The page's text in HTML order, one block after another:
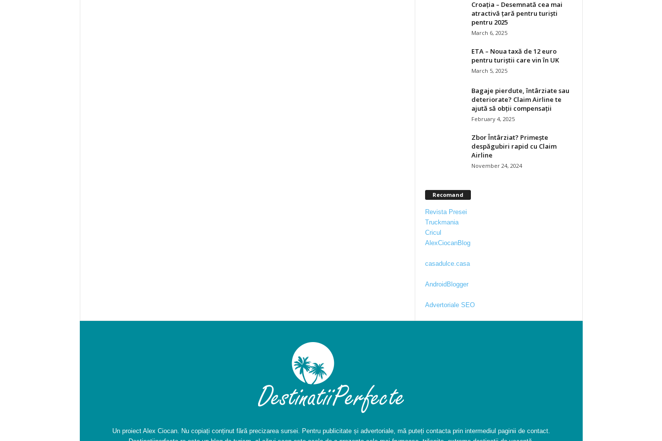
Croația – Desemnată cea mai
atractivă țară pentru turiști
pentru 2025
March 6, 2025
ETA – Noua taxă de 12 euro
pentru turiștii care vin în UK
March 5, 2025
Bagaje pierdute, întârziate sau
deteriorate? Claim Airline te
ajută să obții compensații
February 4, 2025
Zbor Întârziat? Primește
despăgubiri rapid cu Claim
Airline
November 24, 2024
Recomand
Revista Presei
Truckmania
Cricul
AlexCiocanBlog
casadulce.casa
AndroidBlogger
Advertoriale SEO
Un proiect Alex Ciocan. Nu copiați conținut fără precizarea sursei. Pentru publicitate și advertoriale, mă puteți contacta prin intermediul paginii de contact.